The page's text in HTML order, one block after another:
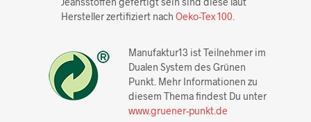
Hersteller zertifiziert nach Oeko-Tex 100.
Manufaktur13 ist Teilnehmer im
Dualen System des Grünen
Punkt. Mehr Informationen zu
diesem Thema findest Du unter
www.gruener-punkt.de